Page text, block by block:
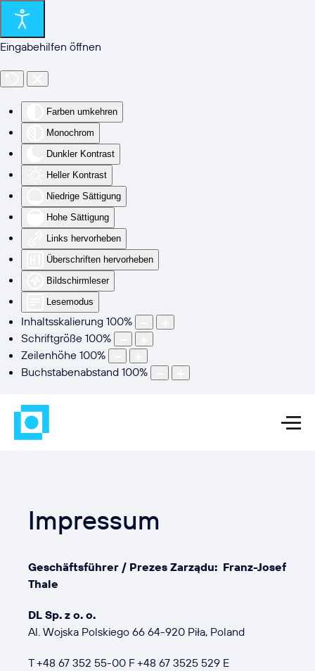
Eingabehilfen öffnen
Farben umkehren
Monochrom
Dunkler Kontrast
Heller Kontrast
Niedrige Sättigung
Hohe Sättigung
Links hervorheben
Überschriften hervorheben
Bildschirmleser
Lesemodus
Inhaltsskalierung 100%
Schriftgröße 100%
Zeilenhöhe 100%
Buchstabenabstand 100%
Zum Hauptinhalt springen
Impressum
Geschäftsführer / Prezes Zarządu: Franz-Josef
Thale
DL Sp. z o. o.
Al. Wojska Polskiego 66 64-920 Piła, Poland
T +48 67 352 55-00 F +48 67 3525 529 E